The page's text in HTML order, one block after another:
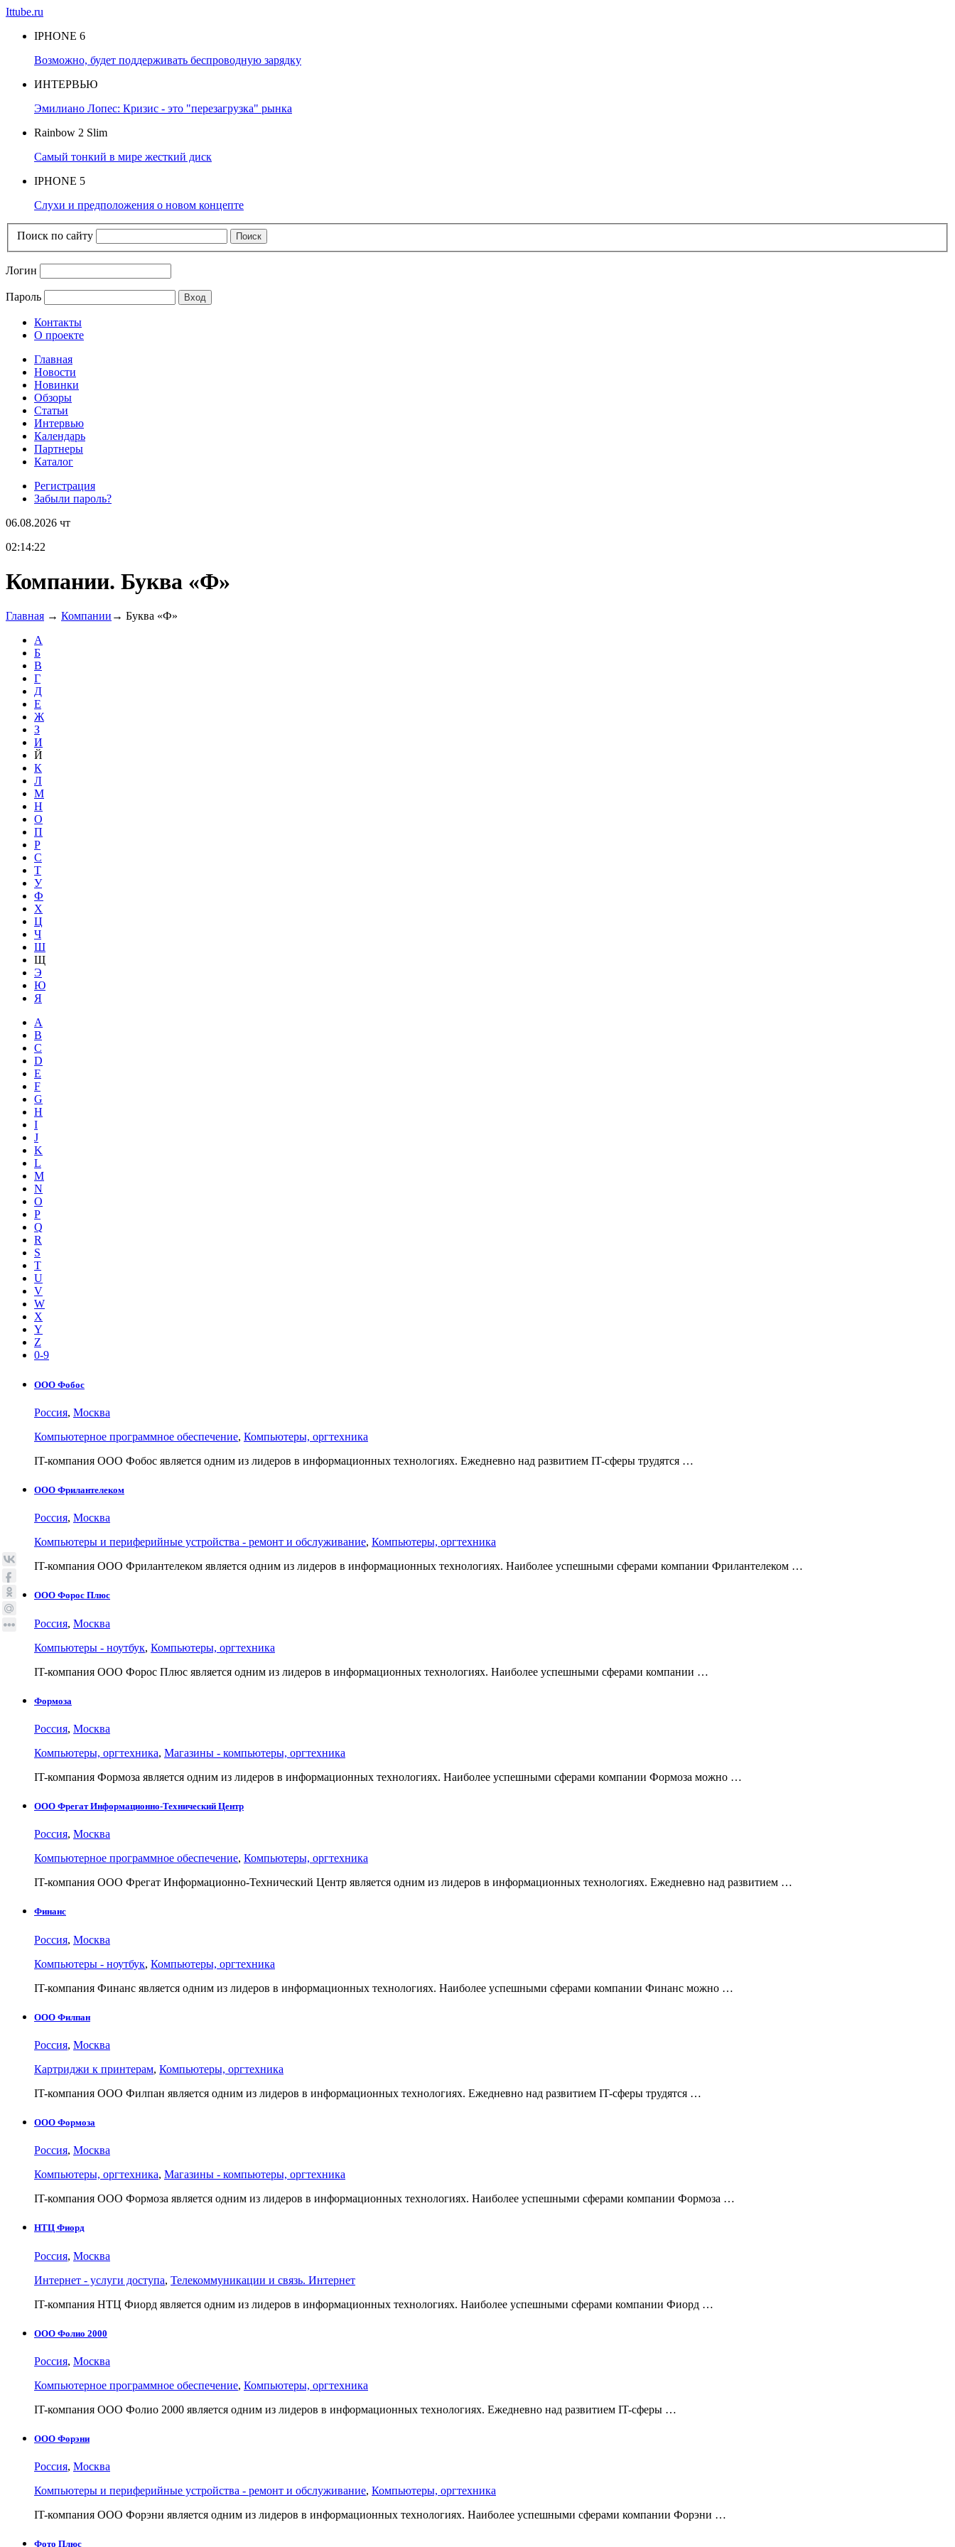
Ittube.ru
IPHONE 6
Возможно, будет поддерживать беспроводную зарядку
ИНТЕРВЬЮ
Эмилиано Лопес: Кризис - это "перезагрузка" рынка
Rainbow 2 Slim
Самый тонкий в мире жесткий диск
IPHONE 5
Слухи и предположения о новом концепте
Поиск по сайту
Логин
Пароль
Контакты
О проекте
Главная
Новости
Новинки
Обзоры
Cтатьи
Интервью
Календарь
Партнеры
Каталог
Регистрация
Забыли пароль?
06.08.2026 чт
02:14:22
Компании. Буква «Ф»
Главная → Компании → Буква «Ф»
А
Б
В
Г
Д
Е
Ж
З
И
Й
К
Л
М
Н
О
П
Р
С
Т
У
Ф
Х
Ц
Ч
Ш
Щ
Э
Ю
Я
A
B
C
D
E
F
G
H
I
J
K
L
M
N
O
P
Q
R
S
T
U
V
W
X
Y
Z
0-9
ООО Фобос
Россия, Москва
Компьютерное программное обеспечение, Компьютеры, оргтехника
IT-компания ООО Фобос является одним из лидеров в информационных технологиях. Ежедневно над развитием IT-сферы трудятся …
ООО Фрилантелеком
Россия, Москва
Компьютеры и периферийные устройства - ремонт и обслуживание, Компьютеры, оргтехника
IT-компания ООО Фрилантелеком является одним из лидеров в информационных технологиях. Наиболее успешными сферами компании Фрилантелеком …
ООО Форос Плюс
Россия, Москва
Компьютеры - ноутбук, Компьютеры, оргтехника
IT-компания ООО Форос Плюс является одним из лидеров в информационных технологиях. Наиболее успешными сферами компании …
Формоза
Россия, Москва
Компьютеры, оргтехника, Магазины - компьютеры, оргтехника
IT-компания Формоза является одним из лидеров в информационных технологиях. Наиболее успешными сферами компании Формоза можно …
ООО Фрегат Информационно-Технический Центр
Россия, Москва
Компьютерное программное обеспечение, Компьютеры, оргтехника
IT-компания ООО Фрегат Информационно-Технический Центр является одним из лидеров в информационных технологиях. Ежедневно над развитием …
Финанс
Россия, Москва
Компьютеры - ноутбук, Компьютеры, оргтехника
IT-компания Финанс является одним из лидеров в информационных технологиях. Наиболее успешными сферами компании Финанс можно …
ООО Филпан
Россия, Москва
Картриджи к принтерам, Компьютеры, оргтехника
IT-компания ООО Филпан является одним из лидеров в информационных технологиях. Ежедневно над развитием IT-сферы трудятся …
ООО Формоза
Россия, Москва
Компьютеры, оргтехника, Магазины - компьютеры, оргтехника
IT-компания ООО Формоза является одним из лидеров в информационных технологиях. Наиболее успешными сферами компании Формоза …
НТЦ Фиорд
Россия, Москва
Интернет - услуги доступа, Телекоммуникации и связь. Интернет
IT-компания НТЦ Фиорд является одним из лидеров в информационных технологиях. Наиболее успешными сферами компании Фиорд …
ООО Фолио 2000
Россия, Москва
Компьютерное программное обеспечение, Компьютеры, оргтехника
IT-компания ООО Фолио 2000 является одним из лидеров в информационных технологиях. Ежедневно над развитием IT-сферы …
ООО Форэни
Россия, Москва
Компьютеры и периферийные устройства - ремонт и обслуживание, Компьютеры, оргтехника
IT-компания ООО Форэни является одним из лидеров в информационных технологиях. Наиболее успешными сферами компании Форэни …
Фото Плюс